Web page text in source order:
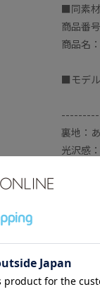
■同素材
商品番
商品名
■モデ
裏地：
光沢感
透け感
ウエス
生地の
同素